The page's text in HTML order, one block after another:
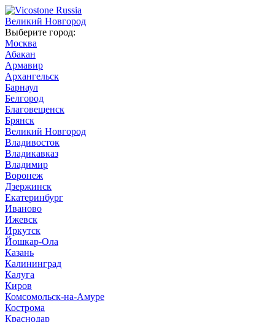
Великий Новгород
Выберите город:
Москва
Абакан
Армавир
Архангельск
Барнаул
Белгород
Благовещенск
Брянск
Великий Новгород
Владивосток
Владикавказ
Владимир
Воронеж
Дзержинск
Екатеринбург
Иваново
Ижевск
Иркутск
Йошкар-Ола
Казань
Калининград
Калуга
Киров
Комсомольск-на-Амуре
Кострома
Краснодар